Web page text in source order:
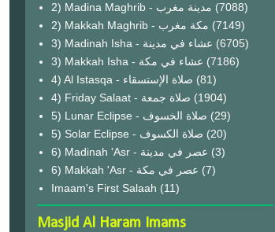
2) Madina Maghrib - مدينة مغرب (7088)
2) Makkah Maghrib - مكة مغرب (7149)
3) Madinah Isha - عشاء في مدينة (6705)
3) Makkah Isha - عشاء في مكة (7186)
4) Al Istasqa - صلاة الإستسقاء (81)
4) Friday Salaat - صلاة جمعة (1904)
5) Lunar Eclipse - صلاة الخسوف (29)
(20)
6) Madinah 'Asr - عصر في مدينة (3)
6) Makkah 'Asr - عصر في مكة (7)
Imaam's First Salaah (11)
Masjid Al Haram Imams